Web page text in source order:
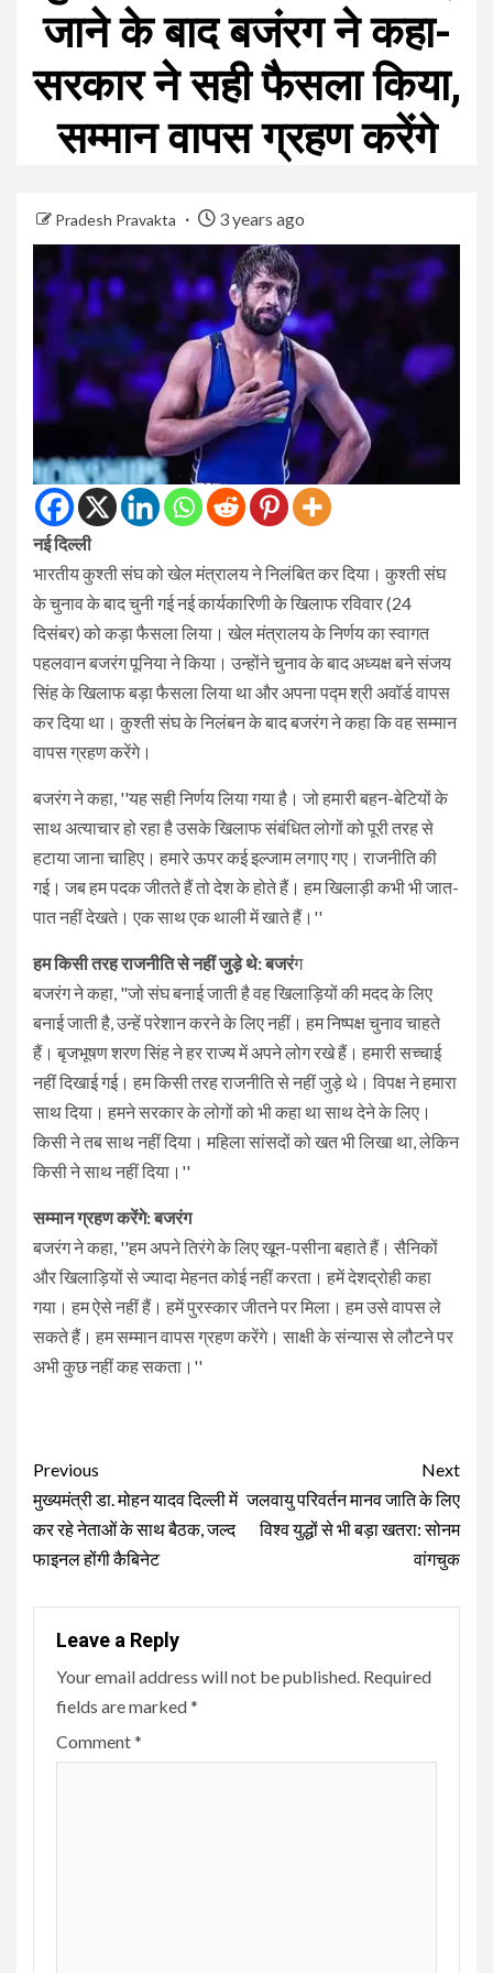
जाने के बाद बजंरग ने कहा-
सरकार ने सही फैसला किया,
सम्मान वापस ग्रहण करेंगे
Pradesh Pravakta 3 years ago
नई दिल्ली
भारतीय कुश्ती संघ को खेल मंत्रालय ने निलंबित कर दिया। कुश्ती संघ
के चुनाव के बाद चुनी गई नई कार्यकारिणी के खिलाफ रविवार (24
दिसंबर) को कड़ा फैसला लिया। खेल मंत्रालय के निर्णय का स्वागत
पहलवान बजरंग पूनिया ने किया। उन्होंने चुनाव के बाद अध्यक्ष बने संजय
सिंह के खिलाफ बड़ा फैसला लिया था और अपना पद्म श्री अवॉर्ड वापस
कर दिया था। कुश्ती संघ के निलंबन के बाद बजरंग ने कहा कि वह सम्मान
वापस ग्रहण करेंगे।
बजरंग ने कहा, ''यह सही निर्णय लिया गया है। जो हमारी बहन-बेटियों के
साथ अत्याचार हो रहा है उसके खिलाफ संबंधित लोगों को पूरी तरह से
हटाया जाना चाहिए। हमारे ऊपर कई इल्जाम लगाए गए। राजनीति की
गई। जब हम पदक जीतते हैं तो देश के होते हैं। हम खिलाड़ी कभी भी जात-
पात नहीं देखते। एक साथ एक थाली में खाते हैं।''
हम किसी तरह राजनीति से नहीं जुड़े थे: बजरंग
बजरंग ने कहा, "जो संघ बनाई जाती है वह खिलाड़ियों की मदद के लिए
बनाई जाती है, उन्हें परेशान करने के लिए नहीं। हम निष्पक्ष चुनाव चाहते
हैं। बृजभूषण शरण सिंह ने हर राज्य में अपने लोग रखे हैं। हमारी सच्चाई
नहीं दिखाई गई। हम किसी तरह राजनीति से नहीं जुड़े थे। विपक्ष ने हमारा
साथ दिया। हमने सरकार के लोगों को भी कहा था साथ देने के लिए।
किसी ने तब साथ नहीं दिया। महिला सांसदों को खत भी लिखा था, लेकिन
किसी ने साथ नहीं दिया।''
सम्मान ग्रहण करेंगे: बजरंग
बजरंग ने कहा, ''हम अपने तिरंगे के लिए खून-पसीना बहाते हैं। सैनिकों
और खिलाड़ियों से ज्यादा मेहनत कोई नहीं करता। हमें देशद्रोही कहा
गया। हम ऐसे नहीं हैं। हमें पुरस्कार जीतने पर मिला। हम उसे वापस ले
सकते हैं। हम सम्मान वापस ग्रहण करेंगे। साक्षी के संन्यास से लौटने पर
अभी कुछ नहीं कह सकता।''
Continue
Reading
Previous
मुख्यमंत्री डा. मोहन यादव दिल्ली में
कर रहे नेताओं के साथ बैठक, जल्द
फाइनल होंगी कैबिनेट
Next
जलवायु परिवर्तन मानव जाति के लिए
विश्व युद्धों से भी बड़ा खतरा: सोनम
वांगचुक
Leave a Reply
Your email address will not be published. Required
fields are marked*
Comment*